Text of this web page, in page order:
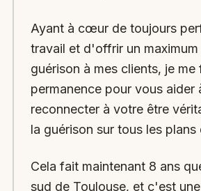
Ayant à cœur de toujours
travail et d'offrir un
guérison à mes clients, je me
permanence pour vous aider
reconnecter à votre être
la guérison sur tous les plans
Cela fait maintenant 8 ans
sud de Toulouse, et c'est